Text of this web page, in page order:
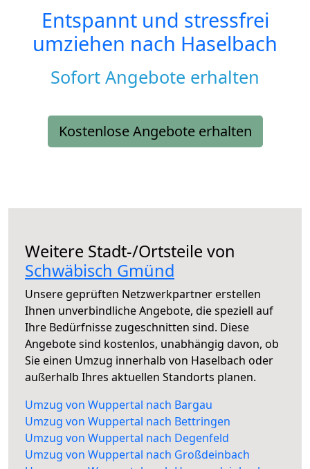
Entspannt und stressfrei
umziehen nach Haselbach
Sofort Angebote erhalten
Kostenlose Angebote erhalten
Weitere Stadt-/Ortsteile von
Schwäbisch Gmünd
Unsere geprüften Netzwerkpartner erstellen
Ihnen unverbindliche Angebote, die speziell auf
Ihre Bedürfnisse zugeschnitten sind. Diese
Angebote sind kostenlos, unabhängig davon, ob
Sie einen Umzug innerhalb von Haselbach oder
außerhalb Ihres aktuellen Standorts planen.
Umzug von Wuppertal nach Bargau
Umzug von Wuppertal nach Bettringen
Umzug von Wuppertal nach Degenfeld
Umzug von Wuppertal nach Großdeinbach